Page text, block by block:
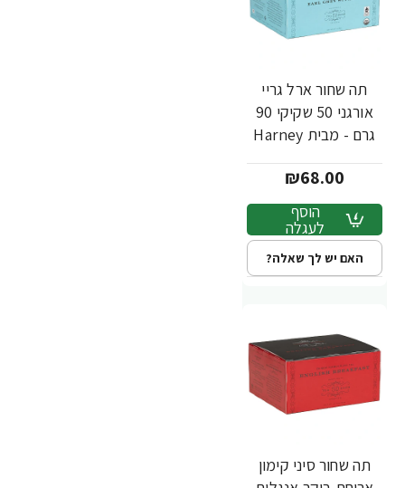
תה שחור ארל גריי
אורגני 50 שקיקי 90
גרם - מבית Harney
₪68.00
הוסף
לעגלה
האם יש לך שאלה?
תה שחור סיני קימון